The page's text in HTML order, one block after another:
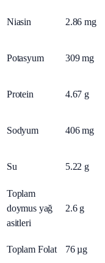
Niasin 2.86 mg
Potasyum 309 mg
Protein 4.67 g
Sodyum 406 mg
Su 5.22 g
Toplam
doymus yağ
asitleri
2.6 g
Toplam Folat 76 µg